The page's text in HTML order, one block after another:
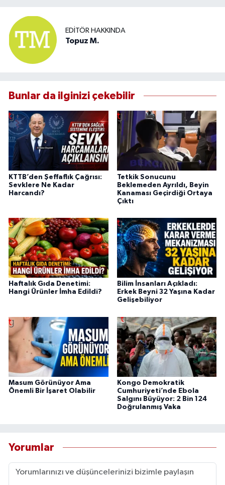
EDITÖR HAKKINDA
Topuz M.
Bunlar da ilginizi çekebilir
KTTB’den Şeffaflık Çağrısı:
Sevklere Ne Kadar
Harcandı?
Tetkik Sonucunu
Beklemeden Ayrıldı, Beyin
Kanaması Geçirdiği Ortaya
Çıktı
Haftalık Gıda Denetimi:
Hangi Ürünler İmha Edildi?
Bilim İnsanları Açıkladı:
Erkek Beyni 32 Yaşına Kadar
Gelişebiliyor
Masum Görünüyor Ama
Önemli Bir İşaret Olabilir
Kongo Demokratik
Cumhuriyeti’nde Ebola
Salgını Büyüyor: 2 Bin 124
Doğrulanmış Vaka
Yorumlar